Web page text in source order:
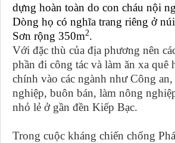
dựng hoàn toàn do con cháu nội
Dòng họ có nghĩa trang riêng ở
Sơn rộng 350m2.
Với đặc thù của địa phương nên
phần đi công tác và làm ăn xa quê
chính vào các ngành như Công
nghiệp, buôn bán, làm nông
nhỏ lẻ ở gần đền Kiếp Bạc.
Trong cuộc kháng chiến chống